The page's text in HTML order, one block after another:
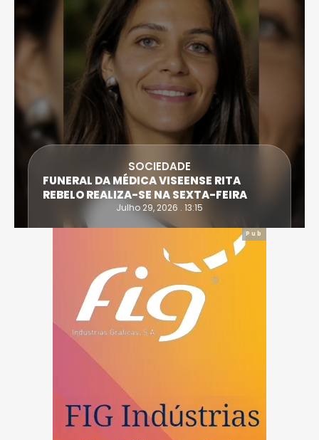
SOCIEDADE
FUNERAL DA MÉDICA VISEENSE RITA
REBELO REALIZA-SE NA SEXTA-FEIRA
Julho 29, 2026 . 13:15
Pub